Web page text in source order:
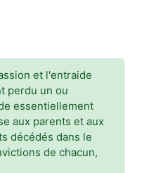
et l'entraide
perdu un ou
essentiellement
aux parents et aux
décédés dans le
de chacun,